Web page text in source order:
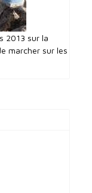
2013 sur la
marcher sur les